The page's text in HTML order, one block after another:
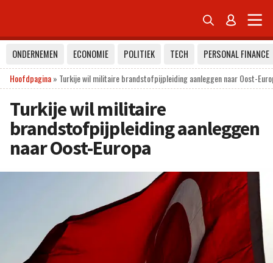
 
ONDERNEMEN ECONOMIE POLITIEK TECH
PERSONAL FINANCE
Hoofdpagina» Turkije wil militaire brandstofpijpleiding aanleggen naar Oost-
Turkije wil militaire
brandstofpijpleiding aanleggen
naar Oost-Europa